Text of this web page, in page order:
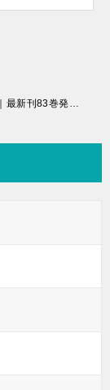
ふたりエッチ｜最新刊83巻発売予定！81巻まで全話無料で読めるアプリご紹介